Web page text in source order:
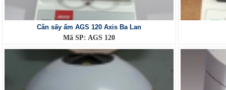
Cân sấy ẩm AGS 120 Axis Ba Lan
Mã SP: AGS 120